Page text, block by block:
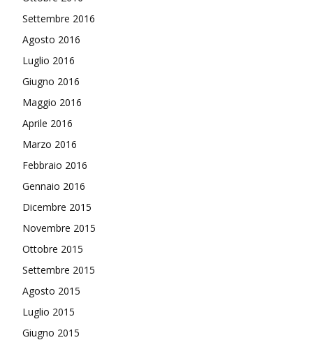
Settembre 2016
Agosto 2016
Luglio 2016
Giugno 2016
Maggio 2016
Aprile 2016
Marzo 2016
Febbraio 2016
Gennaio 2016
Dicembre 2015
Novembre 2015
Ottobre 2015
Settembre 2015
Agosto 2015
Luglio 2015
Giugno 2015